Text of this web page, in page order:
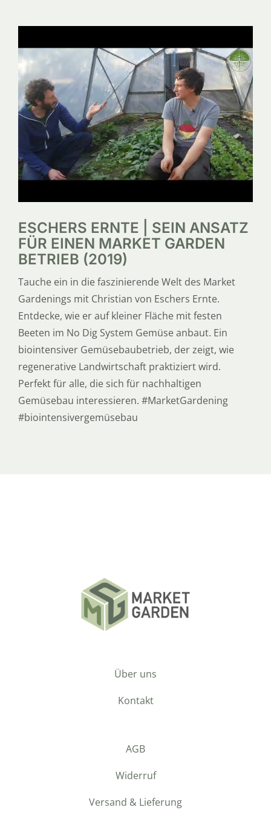
ÜBER UNS
ESCHERS ERNTE | SEIN ANSATZ
FÜR EINEN MARKET GARDEN
BETRIEB (2019)
Tauche ein in die faszinierende Welt des Market
Gardenings mit Christian von Eschers Ernte.
Entdecke, wie er auf kleiner Fläche mit festen
Beeten im No Dig System Gemüse anbaut. Ein
biointensiver Gemüsebaubetrieb, der zeigt, wie
regenerative Landwirtschaft praktiziert wird.
Perfekt für alle, die sich für nachhaltigen
Gemüsebau interessieren. #MarketGardening
#biointensivergemüsebau
Über uns
Kontakt
AGB
Widerruf
Versand & Lieferung